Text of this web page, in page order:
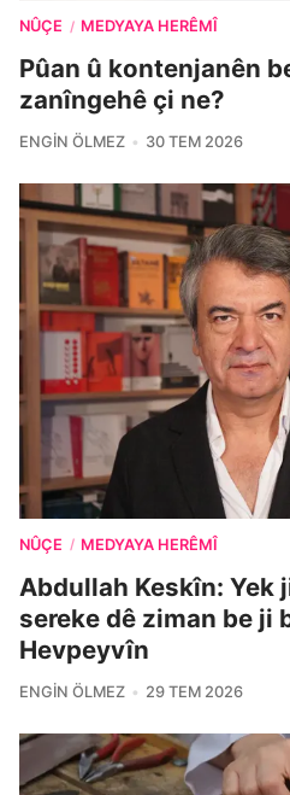
NÛÇE / MEDYAYA HERÊMÎ
Pûan û kontenjanên
zanîngehê çi ne?
ENGIN ÖLMEZ 30 TEM 2026
NÛÇE / MEDYAYA HERÊMÎ
Abdullah Keskîn: Yek
sereke dê ziman be ji
Hevpeyvîn
ENGIN ÖLMEZ 29 TEM 2026